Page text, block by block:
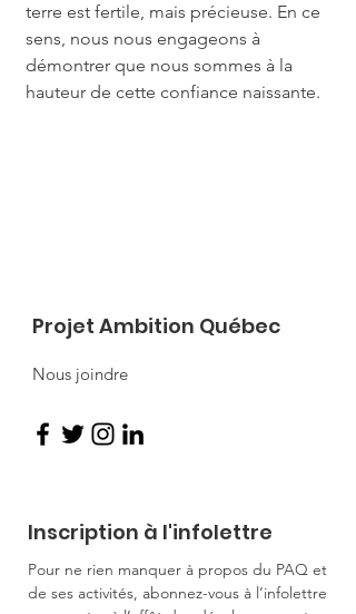
terre est fertile, mais précieuse. En ce
sens, nous nous engageons à
démontrer que nous sommes à la
hauteur de cette confiance naissante.
Projet Ambition Québec
Nous joindre
Inscription à l'infolettre
Pour ne rien manquer à propos du PAQ et
de ses activités, abonnez-vous à l’infolettre